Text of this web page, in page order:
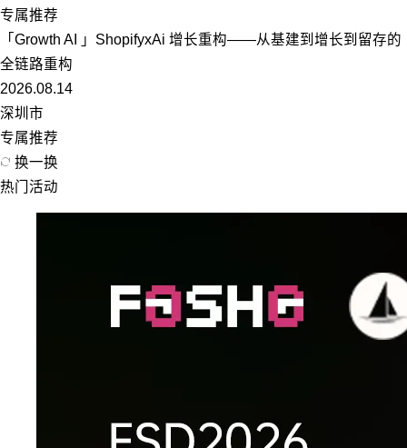
专属推荐
「Growth AI 」ShopifyxAi 增长重构——从基建到增长到留存的
全链路重构
2026.08.14
深圳市
专属推荐
换一换
热门活动